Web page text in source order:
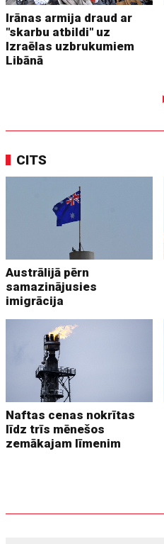
Irānas armija draud ar
"skarbu atbildi" uz
Izraēlas uzbrukumiem
Libānā
CITS
Austrālijā pērn
samazinājusies
imigrācija
Naftas cenas nokrītas
līdz trīs mēnešos
zemākajam līmenim